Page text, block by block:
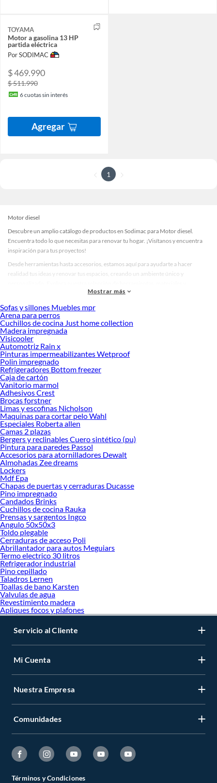
TOYAMA
Motor a gasolina 13 HP
partida eléctrica
Por SODIMAC
$ 469.990
$ 511.990
6cuotas sin interés
Agregar
1
Motor diesel
Descubre un amplio catálogo de productos en Sodimac para Motor diesel.
Encuentra todo lo que necesitas para renovar tu hogar. ¡Visítanos y encuentra
inspiración para tus proyectos!
Desde herramientas hasta accesorios, estamos aquí para ayudarte a hacer
realidad tus ideas y renovar tus espacios, creando un ambiente único y
accesorios de calidad que te ayudarán a crear un espacio más tú.
Desde remodelaciones hasta proyectos de decoración, estamos aquí para hacer
tus ideas realidad. ¡Visítanos y encuentra todo lo que tenemos para ofrecerte en
Motor diesel!
Explora la variedad de productos de Motor diesel en Sodimac
Herramientas, materiales y accesorios de calidad para tus proyectos y
renovación de espacios. ¡Visítanos y descubre todo lo que tenemos para
ofrecerte!
Encuentra una amplia variedad de productos de Motor diesel en Sodimac.
Encuentra todo lo necesario para tus proyectos de renovación y decoración.
¡Visítanos y haz tus ideas realidad!
Mostrar más
Sofas y sillones Muebles mpr
Arena para perros
Cuchillos de cocina Just home collection
Madera impregnada
Visicooler
Automotriz Rain x
Pinturas impermeabilizantes Wetproof
Polin impregnado
Refrigeradores Bottom freezer
Caja de cartón
Vanitorio marmol
Adhesivos Crest
Brocas forstner
Limas y escofinas Nicholson
Maquinas para cortar pelo Wahl
Especiales Roberta allen
Camas 2 plazas
Bergers y reclinables Cuero sintético (pu)
Pintura para paredes Passol
Accesorios para atornilladores Dewalt
Almohadas Zee dreams
Lockers
Mdf Epa
Chapas de puertas y cerraduras Ducasse
Pino impregnado
Candados Brinks
Cuchillos de cocina Rauka
Prensas y sargentos Ingco
Angulo 50x50x3
Toldo plegable
Cerraduras de acceso Poli
Abrillantador para autos Meguiars
Termo electrico 30 litros
Refrigerador industrial
Pino cepillado
Taladros Lernen
Toallas de bano Karsten
Valvulas de agua
Revestimiento madera
Apliques focos y plafones
Servicio al Cliente
Mi Cuenta
Nuestra Empresa
Comunidades
Términos y Condiciones